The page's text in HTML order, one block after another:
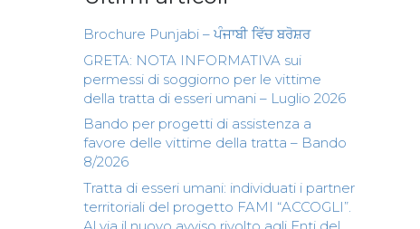
Brochure Punjabi – ਪੰਜਾਬੀ ਵਿੱਚ ਬਰੋਸ਼ਰ
GRETA: NOTA INFORMATIVA sui
permessi di soggiorno per le vittime
della tratta di esseri umani – Luglio 2026
Bando per progetti di assistenza a
favore delle vittime della tratta – Bando
8/2026
Tratta di esseri umani: individuati i partner
territoriali del progetto FAMI “ACCOGLI”.
Al via il nuovo avviso rivolto agli Enti del